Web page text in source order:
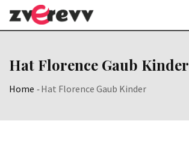
Skip
Hat Florence Gaub Kinder
Home -Hat Florence Gaub Kinder